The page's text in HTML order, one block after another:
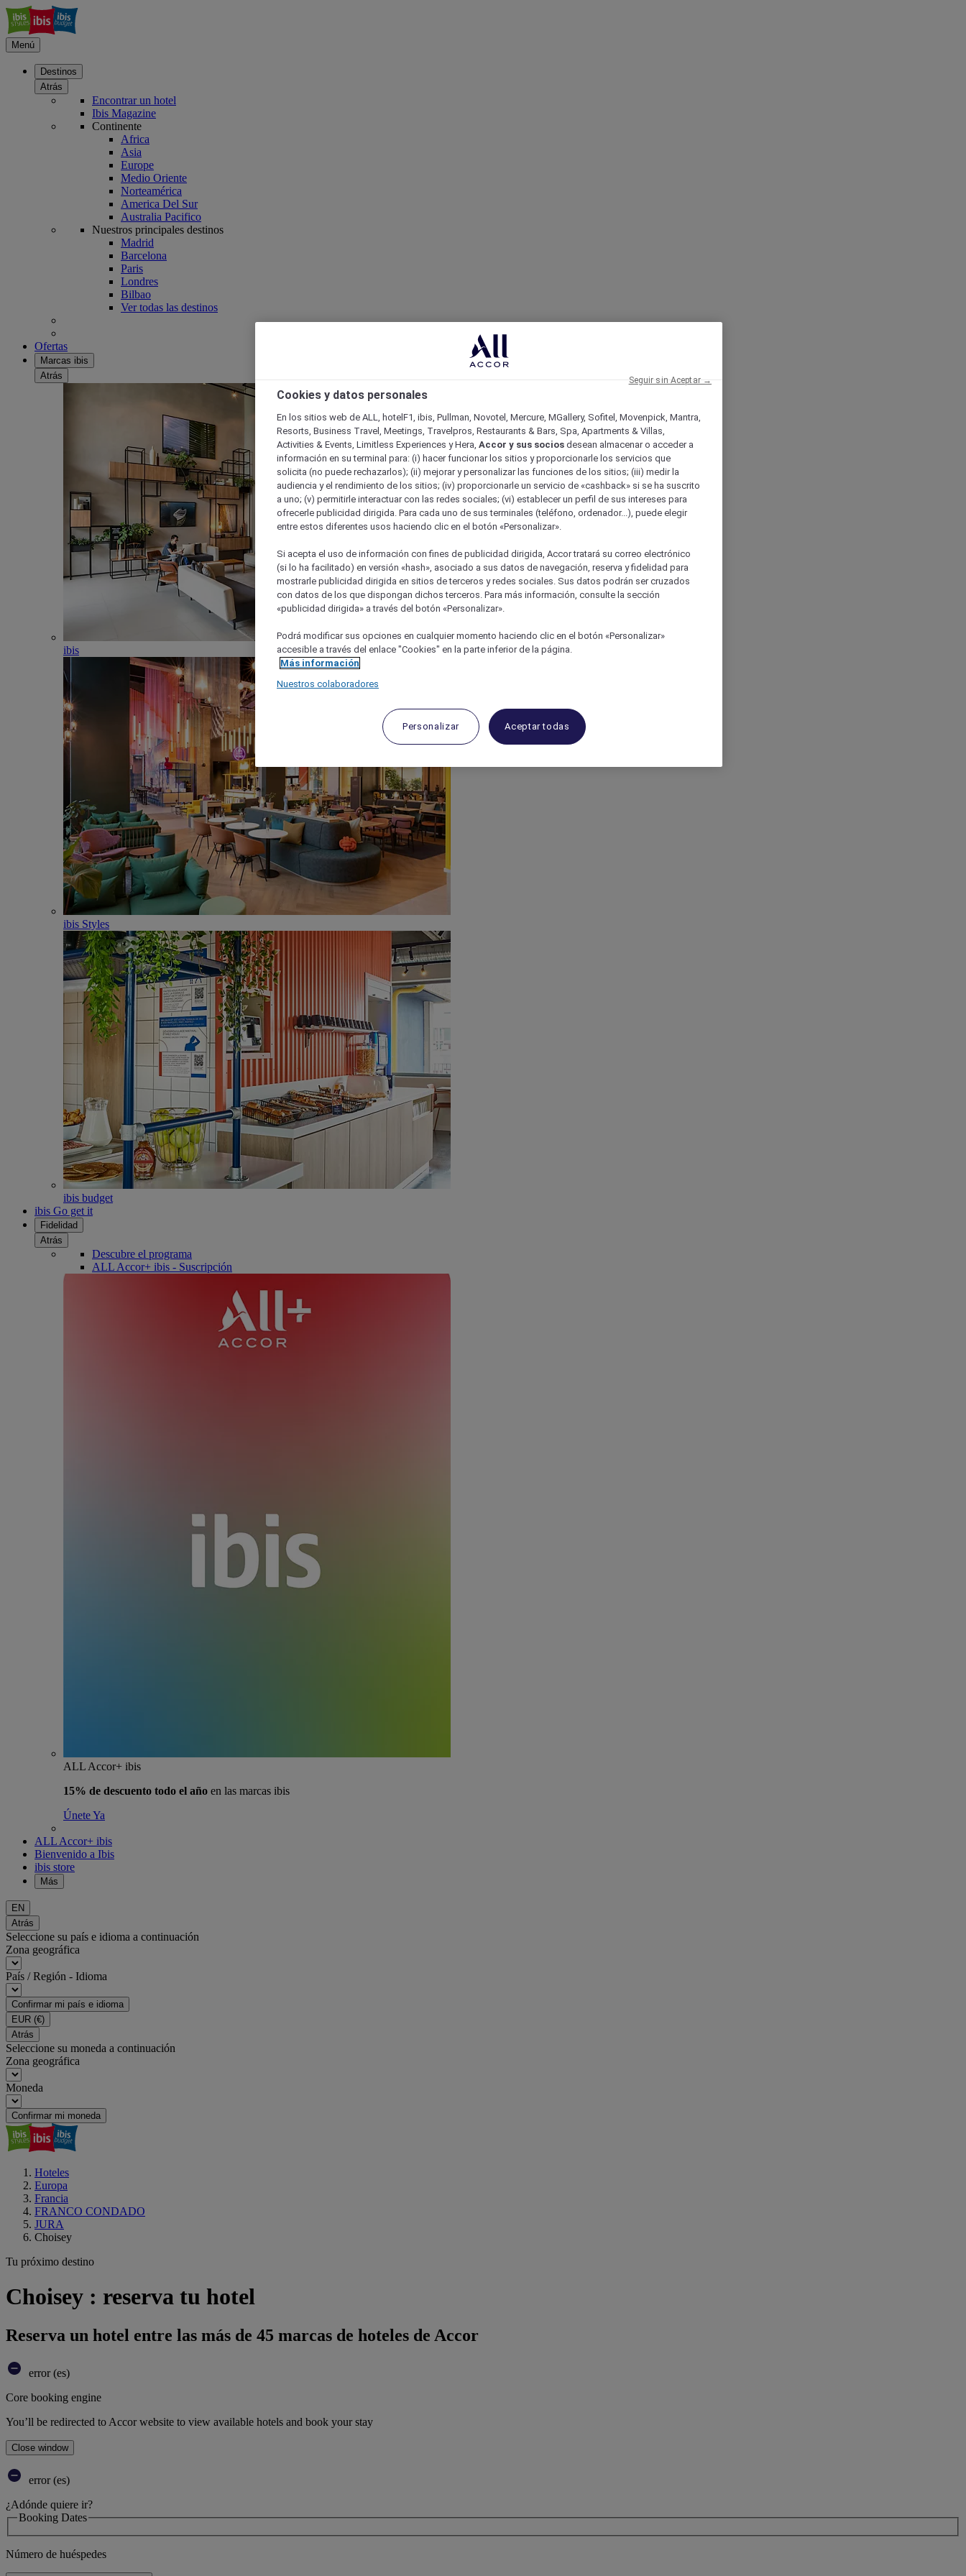
Menú
Destinos
Atrás
Encontrar un hotel
Ibis Magazine
Continente
Africa
Asia
Europe
Medio Oriente
Norteamérica
America Del Sur
Australia Pacifico
Nuestros principales destinos
Madrid
Barcelona
Paris
Londres
Bilbao
Ver todas las destinos
Ofertas
Marcas ibis
Atrás
ibis
ibis Styles
ibis budget
ibis Go get it
Fidelidad
Atrás
Descubre el programa
ALL Accor+ ibis - Suscripción
ALL Accor+ ibis
15% de descuento todo el año en las marcas ibis
Únete Ya
ALL Accor+ ibis
Bienvenido a Ibis
ibis store
Más
EN
Atrás
Seleccione su país e idioma a continuación
Zona geográfica
País / Región - Idioma
Confirmar mi país e idioma
EUR (€)
Atrás
Seleccione su moneda a continuación
Zona geográfica
Moneda
Confirmar mi moneda
Hoteles
Europa
Francia
FRANCO CONDADO
JURA
Choisey
Tu próximo destino
Choisey : reserva tu hotel
Reserva un hotel entre las más de 45 marcas de hoteles de Accor
error (es)
Core booking engine
You’ll be redirected to Accor website to view available hotels and book your stay
Close window
error (es)
¿Adónde quiere ir?
Booking Dates
Número de huéspedes
Cookies y datos personales
En los sitios web de ALL, hotelF1, ibis, Pullman, Novotel, Mercure, MGallery, Sofitel, Movenpick, Mantra,
Resorts, Business Travel, Meetings, Travelpros, Restaurants & Bars, Spa, Apartments & Villas,
Activities & Events, Limitless Experiences y Hera, Accor y sus socios desean almacenar o acceder a
información en su terminal para: (i) hacer funcionar los sitios y proporcionarle los servicios que
solicita (no puede rechazarlos); (ii) mejorar y personalizar las funciones de los sitios; (iii) medir la
audiencia y el rendimiento de los sitios; (iv) proporcionarle un servicio de «cashback» si se ha suscrito
a uno; (v) permitirle interactuar con las redes sociales; (vi) establecer un perfil de sus intereses para
ofrecerle publicidad dirigida. Para cada uno de sus terminales (teléfono, ordenador...), puede elegir
entre estos diferentes usos haciendo clic en el botón «Personalizar».
Si acepta el uso de información con fines de publicidad dirigida, Accor tratará su correo electrónico
(si lo ha facilitado) en versión «hash», asociado a sus datos de navegación, reserva y fidelidad para
mostrarle publicidad dirigida en sitios de terceros y redes sociales. Sus datos podrán ser cruzados
con datos de los que dispongan dichos terceros. Para más información, consulte la sección
«publicidad dirigida» a través del botón «Personalizar».
Podrá modificar sus opciones en cualquier momento haciendo clic en el botón «Personalizar»
accesible a través del enlace "Cookies" en la parte inferior de la página.
Más información
Nuestros colaboradores
Personalizar Aceptar todas
Seguir sin Aceptar →